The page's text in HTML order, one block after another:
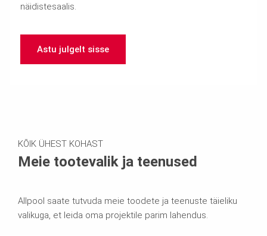
näidistesaalis.
Astu julgelt sisse
KÕIK ÜHEST KOHAST
Meie tootevalik ja teenused
Allpool saate tutvuda meie toodete ja teenuste täieliku
valikuga, et leida oma projektile parim lahendus.